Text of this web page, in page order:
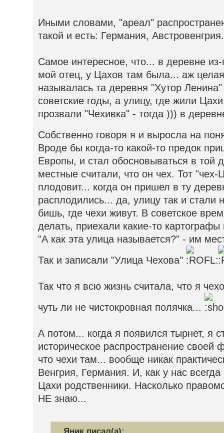
Иными словами, "ареал"
такой и есть: Германия, Австровенгрия.
Самое интересное, что... в деревне
мой отец, у Цахов там была... аж
называлась та деревня "Хутор
советские годы, а улицу, где жили
прозвали "Чехивка" - тогда ))) в
Собственно говоря я и выросла на
Вроде бы когда-то какой-то предок
Европы, и стал обосновываться в той
местные считали, что он чех. Тот
плодовит... когда он пришел в ту
расплодились... да, улицу так и стали
бишь, где чехи живут. В советское
делать, приехали какие-то
"А как эта улица называется?" - им
Так и записали "Улица Чехова"
Так что я всю жизнь считала, что я
чуть ли не чистокровная полячка...
А потом... когда я появился тырнет, я
историческое распространение
что чехи там... вообще никак
Венгрия, Германия. И, как у нас
Цахи родственники. Насколько
НЕ знаю...
Яник писал(а):